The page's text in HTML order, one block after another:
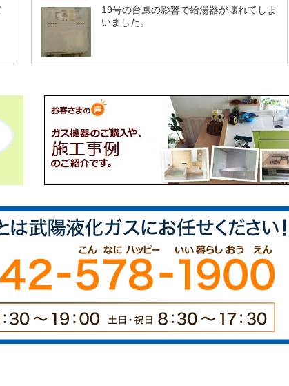
19号の台風の影響で給湯器が壊れてしま
いました。